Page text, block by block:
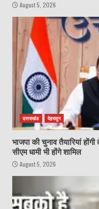
August 5, 2026
उत्तराखंड देहरादून
भाजपा की चुनाव तैयारियां
सीएम धामी भी होंगे शामिल
August 5, 2026